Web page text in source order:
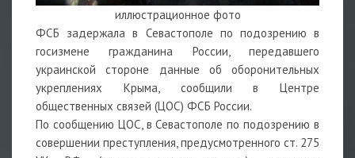
иллюстрационное фото
ФСБ задержала в Севастополе по подозрению в
госизмене гражданина России, передавшего
украинской стороне данные об оборонительных
укреплениях Крыма, сообщили в Центре
общественных связей (ЦОС) ФСБ России.
По сообщению ЦОС, в Севастополе по подозрению в
совершении преступления, предусмотренного ст. 275